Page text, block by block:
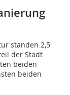
standen 2,5
der Stadt
beiden
beiden